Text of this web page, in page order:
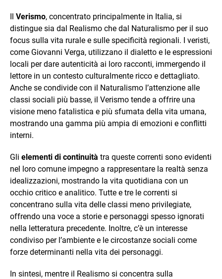
Il Verismo, concentrato principalmente in Italia, si
distingue sia dal Realismo che dal Naturalismo per il suo
focus sulla vita rurale e sulle specificità regionali. I veristi,
come Giovanni Verga, utilizzano il dialetto e le espressioni
locali per dare autenticità ai loro racconti, immergendo il
lettore in un contesto culturalmente ricco e dettagliato.
Anche se condivide con il Naturalismo l’attenzione alle
classi sociali più basse, il Verismo tende a offrire una
visione meno fatalistica e più sfumata della vita umana,
mostrando una gamma più ampia di emozioni e conflitti
interni.
Gli elementi di continuità tra queste correnti sono evidenti
nel loro comune impegno a rappresentare la realtà senza
idealizzazioni, mostrando la vita quotidiana con un
occhio critico e analitico. Tutte e tre le correnti si
concentrano sulla vita delle classi meno privilegiate,
offrendo una voce a storie e personaggi spesso ignorati
nella letteratura precedente. Inoltre, c’è un interesse
condiviso per l’ambiente e le circostanze sociali come
forze determinanti nella vita dei personaggi.
In sintesi, mentre il Realismo si concentra sulla